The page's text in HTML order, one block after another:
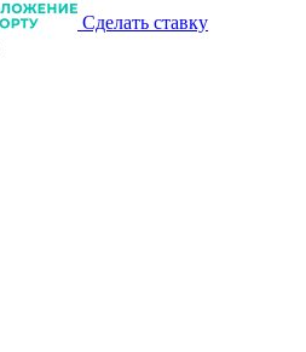
Сделать ставку